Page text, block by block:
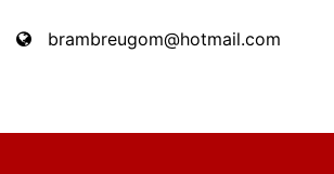
brambreugom@hotmail.com